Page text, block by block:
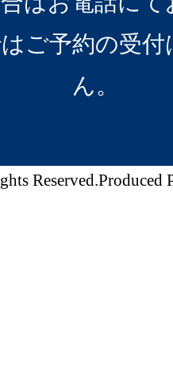
ご予約の受
ん。
Reserved.Produced